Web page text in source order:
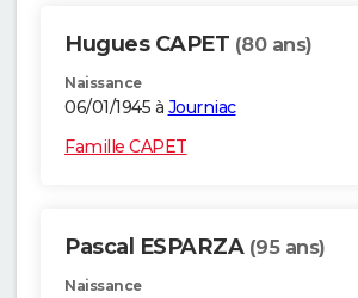
Hugues CAPET (80 ans)
Naissance
06/01/1945 à Journiac
Famille CAPET
Pascal ESPARZA (95 ans)
Naissance